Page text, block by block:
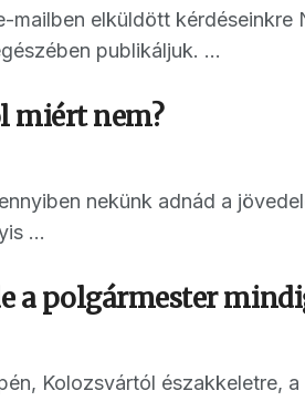
elküldött kérdéseinkre
publikáljuk. ...
miért nem?
nekünk adnád a
...
a polgármester
Kolozsvártól északkeletre,